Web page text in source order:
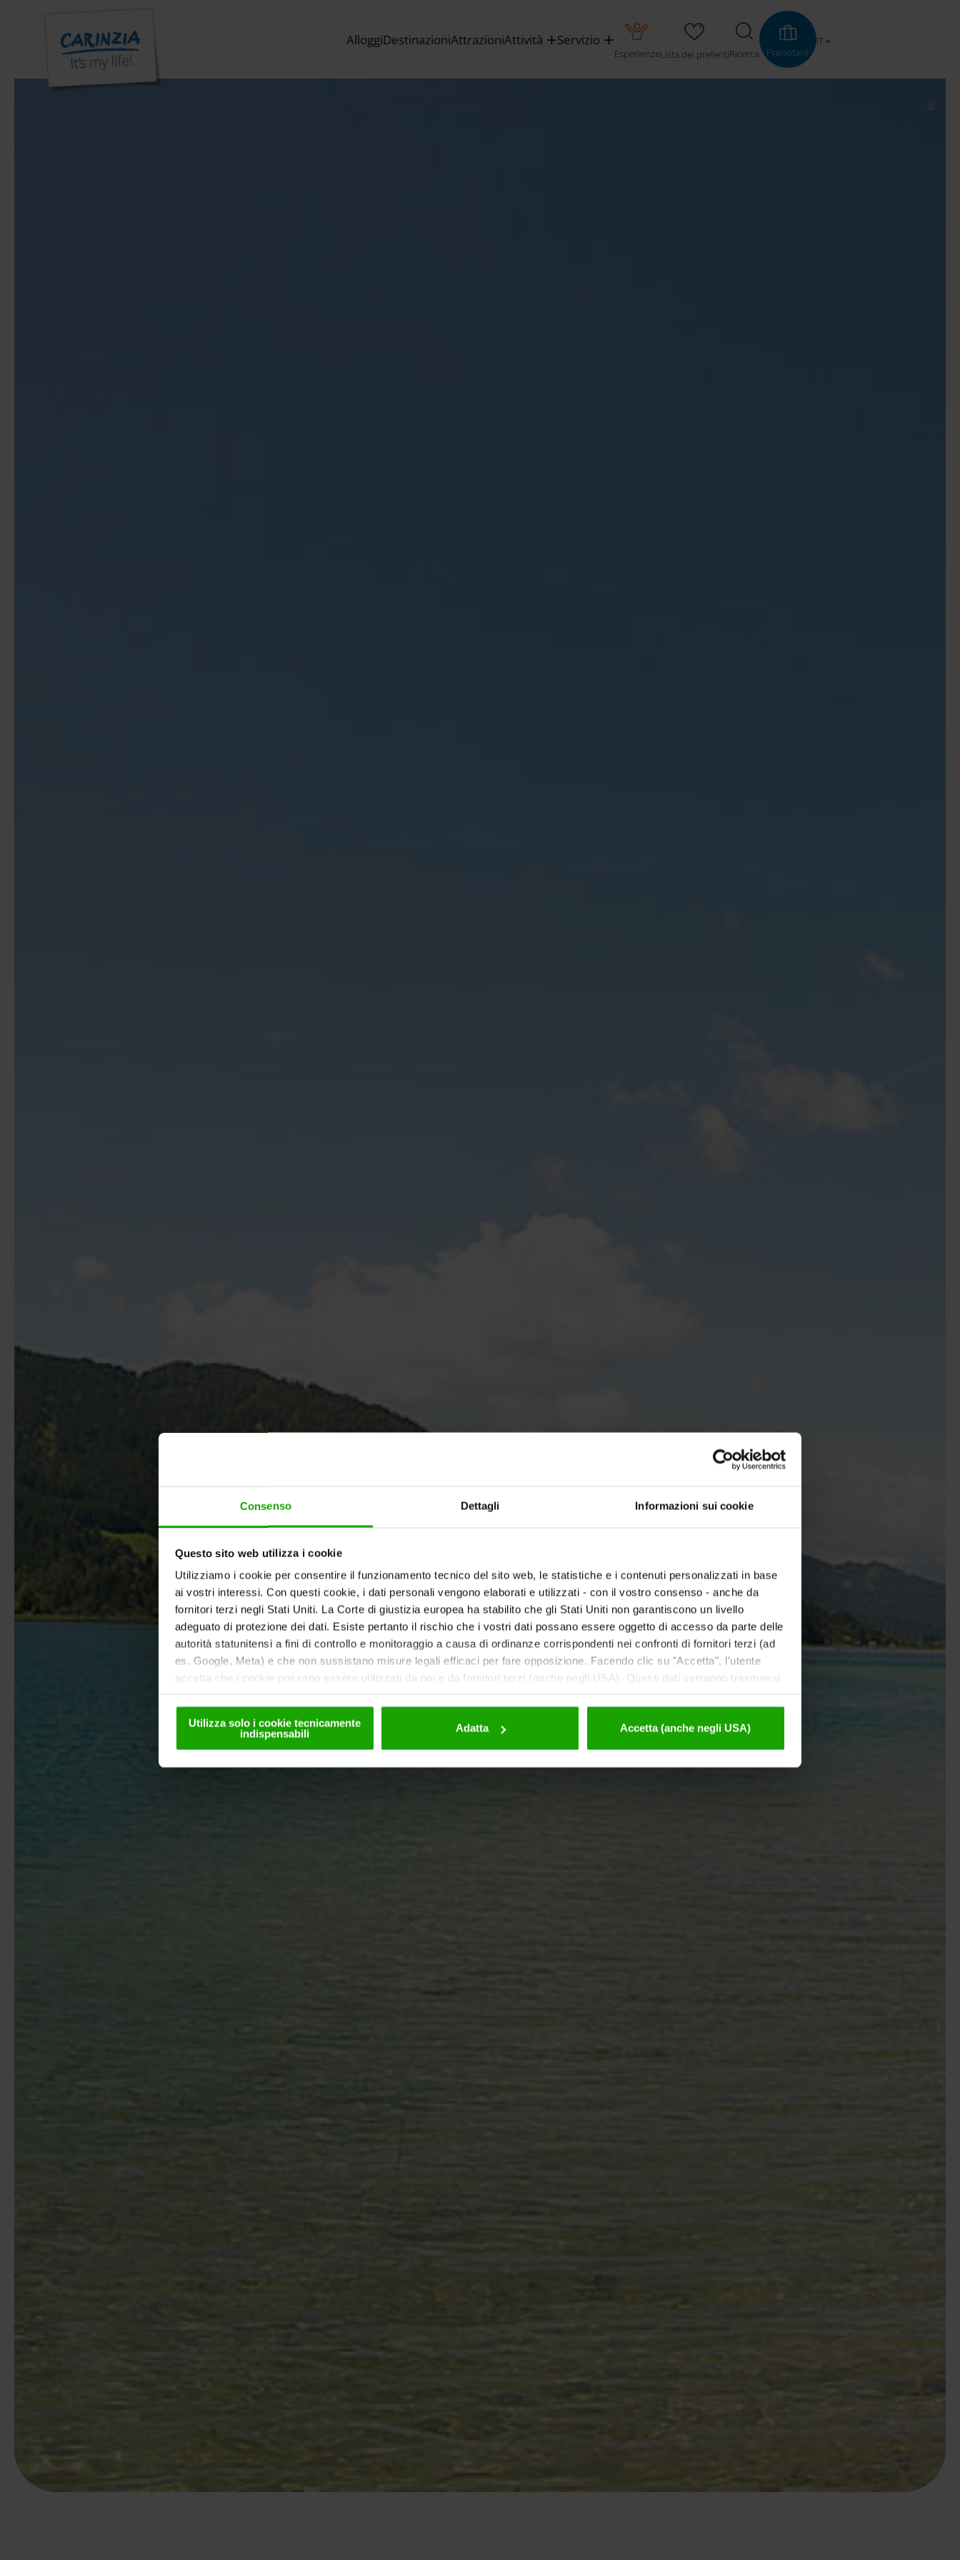
Consenso Dettagli Informazioni sui cookie
Questo sito web utilizza i cookie
Utilizziamo i cookie per consentire il funzionamento tecnico del sito web, le statistiche e i contenuti personalizzati in base
ai vostri interessi. Con questi cookie, i dati personali vengono elaborati e utilizzati - con il vostro consenso - anche da
fornitori terzi negli Stati Uniti. La Corte di giustizia europea ha stabilito che gli Stati Uniti non garantiscono un livello
adeguato di protezione dei dati. Esiste pertanto il rischio che i vostri dati possano essere oggetto di accesso da parte delle
autorità statunitensi a fini di controllo e monitoraggio a causa di ordinanze corrispondenti nei confronti di fornitori terzi (ad
es. Google, Meta) e che non sussistano misure legali efficaci per fare opposizione. Facendo clic su "Accetta", l'utente
accetta che i cookie possano essere utilizzati da noi e da fornitori terzi (anche negli USA). Questi dati verranno trasmessi
Utilizza solo i cookie tecnicamente
indispensabili
Adatta Accetta (anche negli USA)
AlloggiDestinazioniAttrazioniAttività Servizio
EsperienzeLista dei preferitiRicerca Prenotare
IT